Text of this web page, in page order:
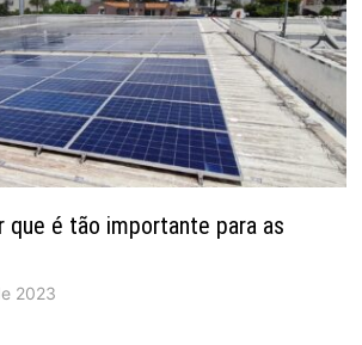
que é tão importante para as
2023